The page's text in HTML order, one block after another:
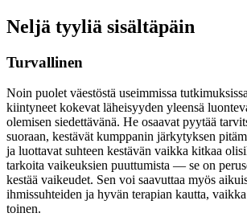
Neljä tyyliä sisältäpäin
Turvallinen
Noin puolet väestöstä useimmissa
kiintyneet kokevat läheisyyden yleensä
olemisen siedettävänä. He osaavat pyytää
suoraan, kestävät kumppanin järkytyksen
ja luottavat suhteen kestävän vaikka kitkaa
tarkoita vaikeuksien puuttumista — se on
kestää vaikeudet. Sen voi saavuttaa myös
ihmissuhteiden ja hyvän terapian kautta,
toinen.